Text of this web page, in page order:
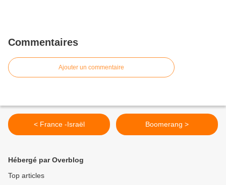
Commentaires
Ajouter un commentaire
< France -Israël Boomerang >
Hébergé par Overblog
Top articles